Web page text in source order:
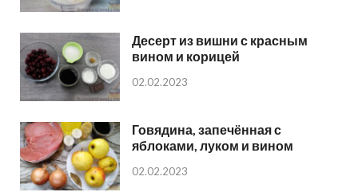
Десерт из вишни с красным
вином и корицей
02.02.2023
Говядина, запечённая с
яблоками, луком и вином
02.02.2023